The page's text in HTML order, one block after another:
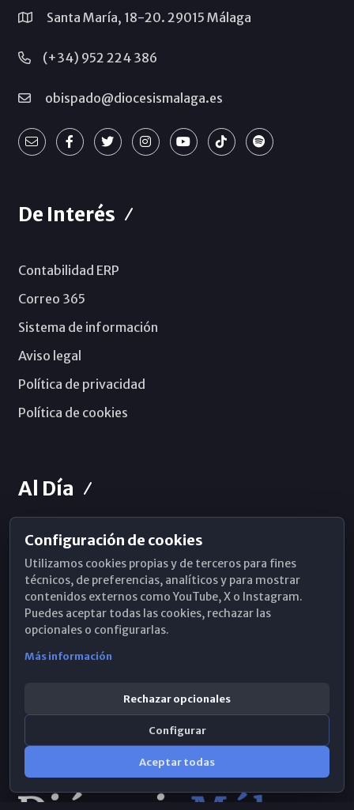
Santa María, 18-20. 29015 Málaga
(+34) 952 224 386
obispado@diocesismalaga.es
De Interés
Contabilidad ERP
Correo 365
Sistema de información
Aviso legal
Política de privacidad
Política de cookies
Al Día
Horarios de Misa
Hemeroteca
WhatsApp
Configuración de cookies
Utilizamos cookies propias y de terceros para fines
técnicos, de preferencias, analíticos y para mostrar
contenidos externos como YouTube, X o Instagram.
Puedes aceptar todas las cookies, rechazar las
opcionales o configurarlas.
Más información
Rechazar opcionales
Configurar
Aceptar todas